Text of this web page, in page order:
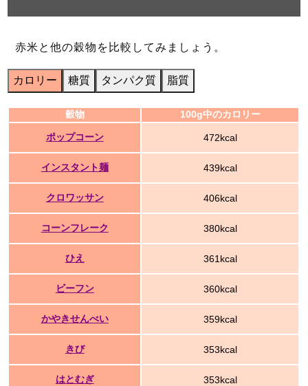
赤米と他の穀物を比較してみましょう。
カロリー 糖質 タンパク質 脂質
穀物 100g中のカロリー
ポップコーン 472kcal
インスタント麺 439kcal
クロワッサン 406kcal
コーンフレーク 380kcal
ひえ 361kcal
ビーフン 360kcal
かやきせんべい 359kcal
きび 353kcal
はとむぎ 353kcal